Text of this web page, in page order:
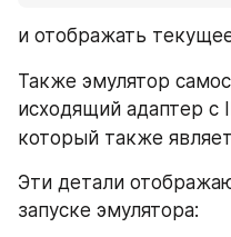
и отображать
Также эмулятор
исходящий адаптер с
который также
Эти детали
запуске эмулятора: